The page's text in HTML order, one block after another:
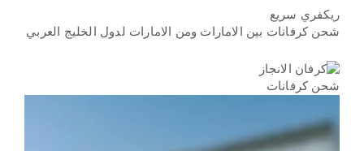
ريكفري سريع
شحن كرفانات بين الامارات ومن الامارات لدول الخليج العربي
شحن كرفانات